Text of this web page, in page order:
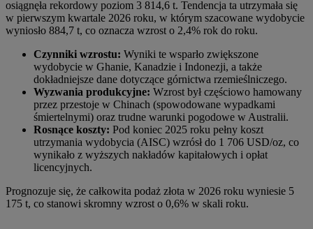
osiągnęła rekordowy poziom 3 814,6 t. Tendencja ta utrzymała się
w pierwszym kwartale 2026 roku, w którym szacowane wydobycie
wyniosło 884,7 t, co oznacza wzrost o 2,4% rok do roku.
Czynniki wzrostu: Wyniki te wsparło zwiększone
wydobycie w Ghanie, Kanadzie i Indonezji, a także
dokładniejsze dane dotyczące górnictwa rzemieślniczego.
Wyzwania produkcyjne: Wzrost był częściowo hamowany
przez przestoje w Chinach (spowodowane wypadkami
śmiertelnymi) oraz trudne warunki pogodowe w Australii.
Rosnące koszty: Pod koniec 2025 roku pełny koszt
utrzymania wydobycia (AISC) wzrósł do 1 706 USD/oz, co
wynikało z wyższych nakładów kapitałowych i opłat
licencyjnych.
Prognozuje się, że całkowita podaż złota w 2026 roku wyniesie 5
175 t, co stanowi skromny wzrost o 0,6% w skali roku.